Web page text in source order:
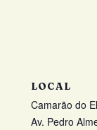
LOCAL
Camarão do
Av. Pedro